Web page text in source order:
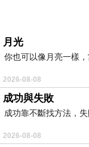
月光
你也可以像月亮一樣
2026-08-08
成功與失敗
成功靠不斷找方法，失
2026-08-08